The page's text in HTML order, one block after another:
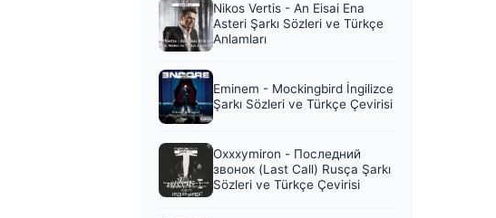
Nikos Vertis - An Eisai Ena
Asteri Şarkı Sözleri ve Türkçe
Anlamları
Eminem - Mockingbird İngilizce
Şarkı Sözleri ve Türkçe Çevirisi
Oxxxymiron - Последний
звонок (Last Call) Rusça Şarkı
Sözleri ve Türkçe Çevirisi